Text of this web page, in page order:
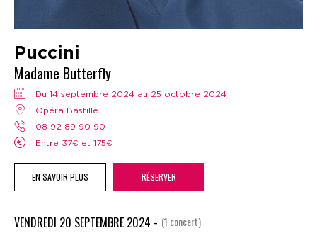
Puccini
Madame Butterfly
Du 14 septembre 2024 au 25 octobre 2024
Opéra Bastille
08 92 89 90 90
Entre 37€ et 175€
EN SAVOIR PLUS RÉSERVER
VENDREDI 20 SEPTEMBRE 2024 - (1 concert)